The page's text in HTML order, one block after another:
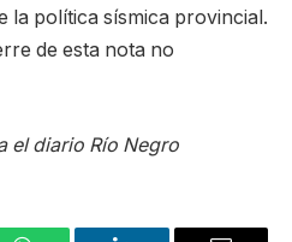
la política sísmica provincial.
de esta nota no
el diario Río Negro